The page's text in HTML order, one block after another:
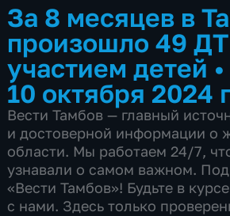
За 8 месяцев в
произошло 49
участием детей •
10 октября 2024
Вести Тамбов — главный
и достоверной информации о
области. Мы работаем 24/7,
узнавали о самом важном.
«Вести Тамбов»! Будьте в
с нами. Здесь только